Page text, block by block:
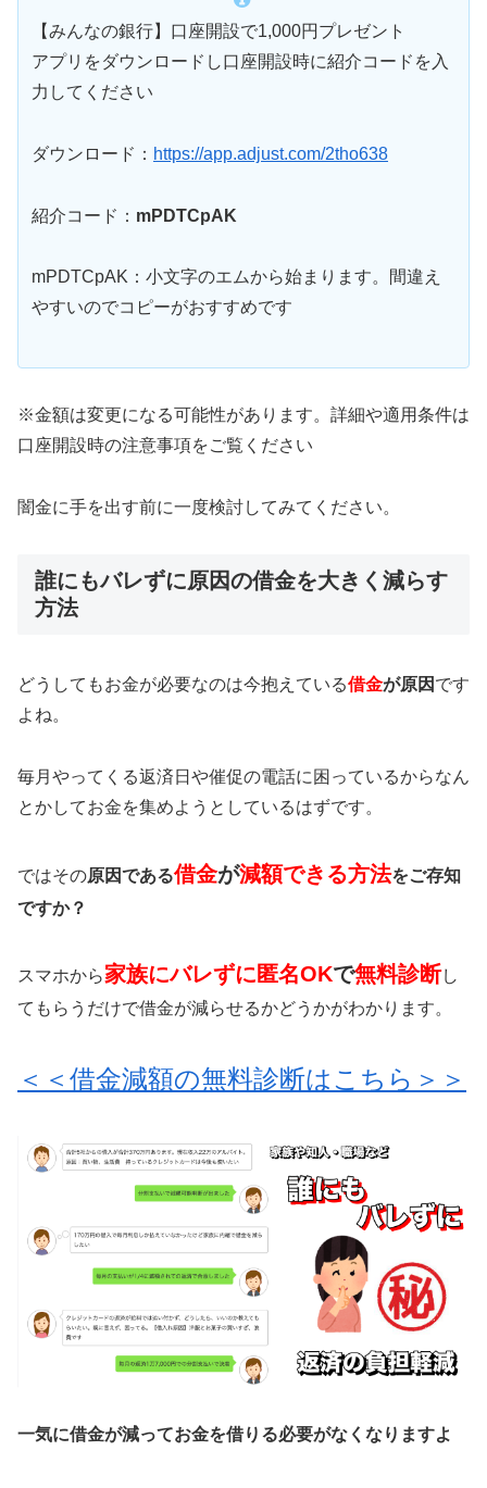
【みんなの銀行】口座開設で1,000円プレゼント
アプリをダウンロードし口座開設時に紹介コードを入
力してください
ダウンロード： https://app.adjust.com/2tho638
紹介コード： mPDTCpAK
mPDTCpAK：小文字のエムから始まります。間違え
やすいのでコピーがおすすめです
※金額は変更になる可能性があります。詳細や適用条件は
口座開設時の注意事項をご覧ください
闇金に手を出す前に一度検討してみてください。
誰にもバレずに原因の借金を大きく減らす
方法
どうしてもお金が必要なのは今抱えている借金が原因 です
よね。
毎月やってくる返済日や催促の電話に困っているからなん
とかしてお金を集めようとしているはずです。
ではその原因である借金が減額できる方法をご存知
ですか？
スマホから家族にバレずに匿名OKで無料診断し
てもらうだけで借金が減らせるかどうかがわかります。
＜＜借金減額の無料診断はこちら＞＞
一気に借金が減ってお金を借りる必要がなくなりますよ